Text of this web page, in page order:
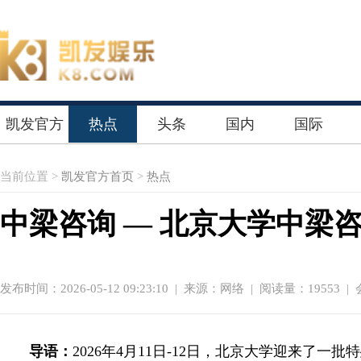
凯发官方 热点 头条 国内 国际
当前位置 > 凯发官方首页 > 热点
中梁咨询 — 北京大学中梁
发布时间：2026-05-12 09:23:10 | 来源：网络 | 阅读量：19553 |
导语： 2026年4月11日-12日，北京大学迎来了一